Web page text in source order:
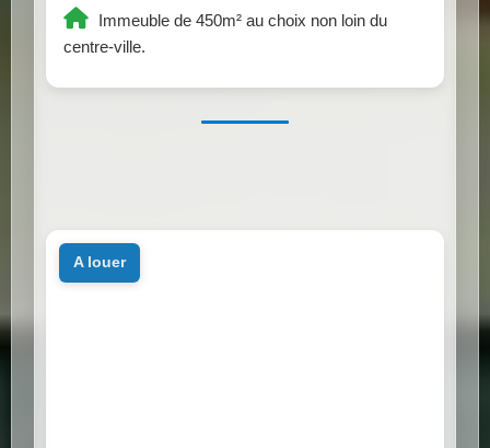
Immeuble de 450m² au choix non loin du
centre-ville.
a louer